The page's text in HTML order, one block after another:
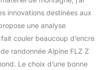
innovations destinées aux
une analyse
couler beaucoup d’encre
randonnée Alpine FLZ Z
Le choix d’une bonne